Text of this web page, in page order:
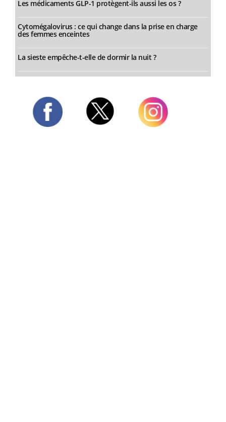
Les médicaments GLP-1 protègent-ils aussi les os ?
Cytomégalovirus : ce qui change dans la prise en charge
des femmes enceintes
La sieste empêche-t-elle de dormir la nuit ?